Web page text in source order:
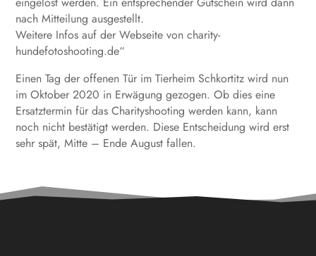
nach Mitteilung ausgestellt.
Weitere Infos auf der Webseite von charity-
hundefotoshooting.de“
Einen Tag der offenen Tür im Tierheim Schkortitz wird nun
im Oktober 2020 in Erwägung gezogen. Ob dies eine
Ersatztermin für das Charityshooting werden kann, kann
noch nicht bestätigt werden. Diese Entscheidung wird erst
sehr spät, Mitte – Ende August fallen.